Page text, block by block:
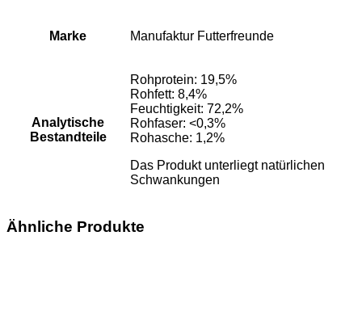
Marke Manufaktur Futterfreunde
Analytische
Bestandteile
Rohprotein: 19,5%
Rohfett: 8,4%
Feuchtigkeit: 72,2%
Rohfaser: <0,3%
Rohasche: 1,2%
Das Produkt unterliegt natürlichen
Schwankungen
Ähnliche Produkte